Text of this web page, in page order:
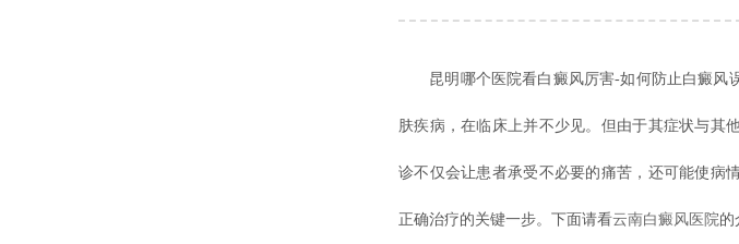
昆明哪个医院看白癜风厉害-如何防止白癜风
肤疾病，在临床上并不少见。但由于其症状与其
诊不仅会让患者承受不必要的痛苦，还可能使病
正确治疗的关键一步。下面请看云南白癜风医院的